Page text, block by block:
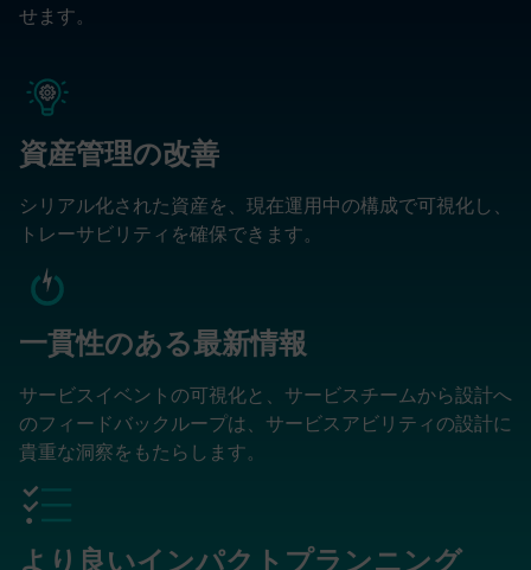
せます。
資産管理の改善
シリアル化された資産を、現在運用中の構成で可視化し、
トレーサビリティを確保できます。
一貫性のある最新情報
サービスイベントの可視化と、サービスチームから設計へ
のフィードバックループは、サービスアビリティの設計に
貴重な洞察をもたらします。
より良いインパクトプランニング